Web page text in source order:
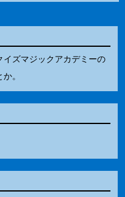
ズマジックアカデミーの
。